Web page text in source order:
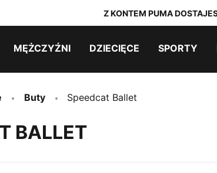
Z KONTEM PUMA
MĘŻCZYŹNI DZIECIĘCE SPORTY
Buty Speedcat Ballet
BALLET